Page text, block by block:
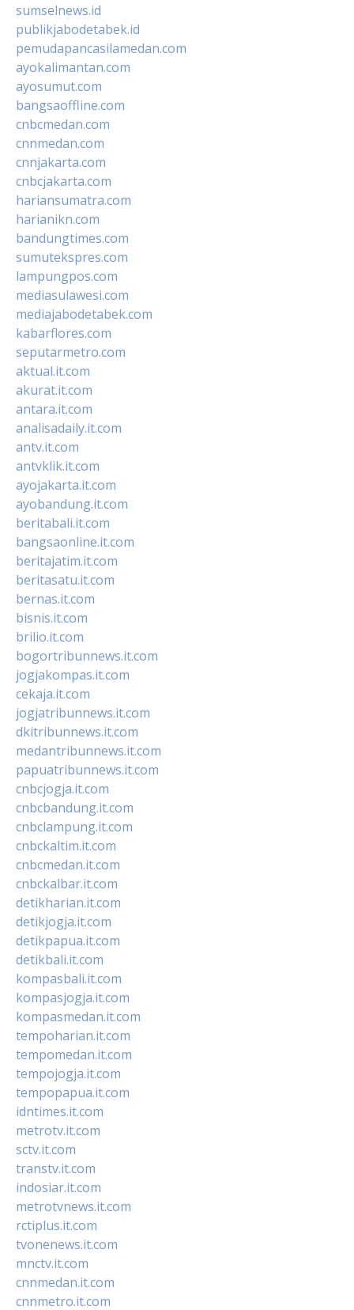
sumselnews.id
publikjabodetabek.id
pemudapancasilamedan.com
ayokalimantan.com
ayosumut.com
bangsaoffline.com
cnbcmedan.com
cnnmedan.com
cnnjakarta.com
cnbcjakarta.com
hariansumatra.com
harianikn.com
bandungtimes.com
sumutekspres.com
lampungpos.com
mediasulawesi.com
mediajabodetabek.com
kabarflores.com
seputarmetro.com
aktual.it.com
akurat.it.com
antara.it.com
analisadaily.it.com
antv.it.com
antvklik.it.com
ayojakarta.it.com
ayobandung.it.com
beritabali.it.com
bangsaonline.it.com
beritajatim.it.com
beritasatu.it.com
bernas.it.com
bisnis.it.com
brilio.it.com
bogortribunnews.it.com
jogjakompas.it.com
cekaja.it.com
jogjatribunnews.it.com
dkitribunnews.it.com
medantribunnews.it.com
papuatribunnews.it.com
cnbcjogja.it.com
cnbcbandung.it.com
cnbclampung.it.com
cnbckaltim.it.com
cnbcmedan.it.com
cnbckalbar.it.com
detikharian.it.com
detikjogja.it.com
detikpapua.it.com
detikbali.it.com
kompasbali.it.com
kompasjogja.it.com
kompasmedan.it.com
tempoharian.it.com
tempomedan.it.com
tempojogja.it.com
tempopapua.it.com
idntimes.it.com
metrotv.it.com
sctv.it.com
transtv.it.com
indosiar.it.com
metrotvnews.it.com
rctiplus.it.com
tvonenews.it.com
mnctv.it.com
cnnmedan.it.com
cnnmetro.it.com